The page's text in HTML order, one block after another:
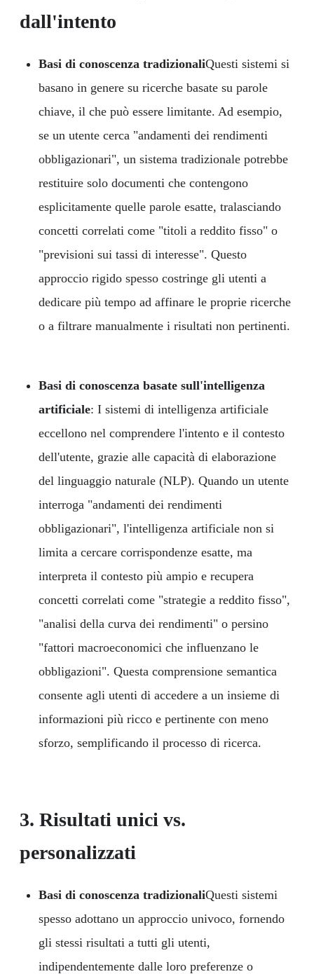
dall'intento
Basi di conoscenza tradizionaliQuesti sistemi si
basano in genere su ricerche basate su parole
chiave, il che può essere limitante. Ad esempio,
se un utente cerca "andamenti dei rendimenti
obbligazionari", un sistema tradizionale potrebbe
restituire solo documenti che contengono
esplicitamente quelle parole esatte, tralasciando
concetti correlati come "titoli a reddito fisso" o
"previsioni sui tassi di interesse". Questo
approccio rigido spesso costringe gli utenti a
dedicare più tempo ad affinare le proprie ricerche
o a filtrare manualmente i risultati non pertinenti.
Basi di conoscenza basate sull'intelligenza
artificiale: I sistemi di intelligenza artificiale
eccellono nel comprendere l'intento e il contesto
dell'utente, grazie alle capacità di elaborazione
del linguaggio naturale (NLP). Quando un utente
interroga "andamenti dei rendimenti
obbligazionari", l'intelligenza artificiale non si
limita a cercare corrispondenze esatte, ma
interpreta il contesto più ampio e recupera
concetti correlati come "strategie a reddito fisso",
"analisi della curva dei rendimenti" o persino
"fattori macroeconomici che influenzano le
obbligazioni". Questa comprensione semantica
consente agli utenti di accedere a un insieme di
informazioni più ricco e pertinente con meno
sforzo, semplificando il processo di ricerca.
3. Risultati unici vs.
personalizzati
Basi di conoscenza tradizionaliQuesti sistemi
spesso adottano un approccio univoco, fornendo
gli stessi risultati a tutti gli utenti,
indipendentemente dalle loro preferenze o